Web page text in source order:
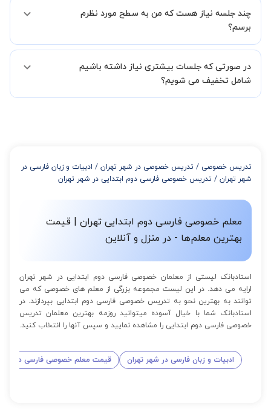
بخش پشتیبانی استادبانک با شما تماس گرفته و راهنمایی کامل و پیگیری
لازم جهت تکمیل درخواست شما را انجام میدهند.
همچنین میتوانید درخواست خود را از طریق تماس مستقیم با شماره
ادامه دهید.
چند جلسه نیاز هست که من به سطح مورد نظرم
برسم؟
مدرس مشخص کند ابتدا باید جلسه اول کلاس درس شما با مدرس برگزار
شود تا با توجه به سطح شما و خواسته شما مدرس اعلام کنند که تقریبا
در صورتی که جلسات بیشتری نیاز داشته باشیم
شامل تخفیف می شویم؟
از 12 تا 15 جلسه: 7% تخفیف
از 16 تا 100 جلسه: 9% تخفیف
تدریس خصوصی / تدریس خصوصی در شهر تهران / ادبیات و زبان فارسی در
شهر تهران / تدریس خصوصی فارسی دوم ابتدایی در شهر تهران
معلم خصوصی فارسی دوم ابتدایی تهران | قیمت
بهترین معلم‌ها - در منزل و آنلاین
استادبانک لیستی از معلمان خصوصی فارسی دوم ابتدایی در شهر تهران
ارایه می دهد. در این لیست مجموعه بزرگی از معلم های خصوصی که می
توانند به بهترین نحو به تدریس خصوصی فارسی دوم ابتدایی بپردازند. در
استادبانک شما با خیال آسوده میتوانید روزمه بهترین معلمان تدریس
خصوصی فارسی دوم ابتدایی را مشاهده نمایید و سپس آنها را انتخاب کنید.
ادبیات و زبان فارسی در شهر تهران قیمت معلم خصوصی فارسی دوم